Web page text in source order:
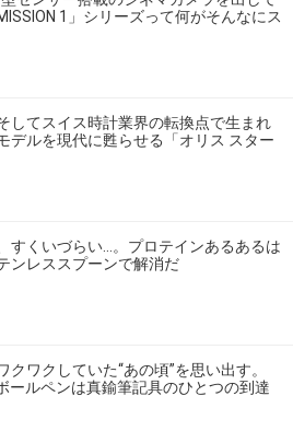
1」シリーズって何がそんなにス
してスイス時計業界の転換点で生まれ
デルを現代に甦らせる「オリス スター
すくいづらい…。プロテインあるあるは
ンレススプーンで解消だ
クワクしていた“あの頃”を思い出す。
ールペンは真鍮筆記具のひとつの到達